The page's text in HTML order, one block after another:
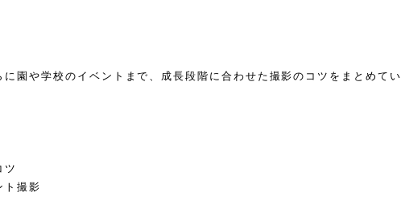
園や学校のイベントまで、成長段階に合わせた撮影のコツをまとめてい
ツ
ト撮影